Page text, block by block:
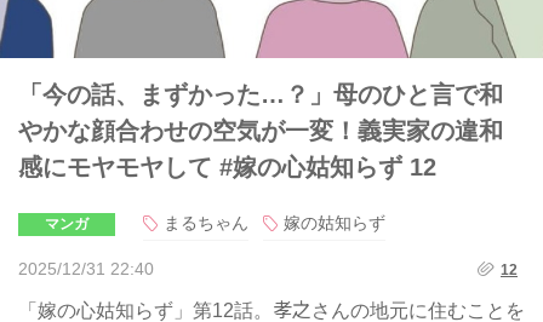
「今の話、まずかった…？」母のひと言で和
やかな顔合わせの空気が一変！義実家の違和
感にモヤモヤして #嫁の心姑知らず 12
マンガ まるちゃん 嫁の姑知らず
2025/12/31 22:40 12
「嫁の心姑知らず」第12話。孝之さんの地元に住むことを